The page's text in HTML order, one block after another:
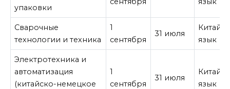
упаковки
Сварочные
технологии и техника
1
сентября
31 июля
язык
Электротехника и
автоматизация
(китайско-немецкое
1
сентября
31 июля
язык